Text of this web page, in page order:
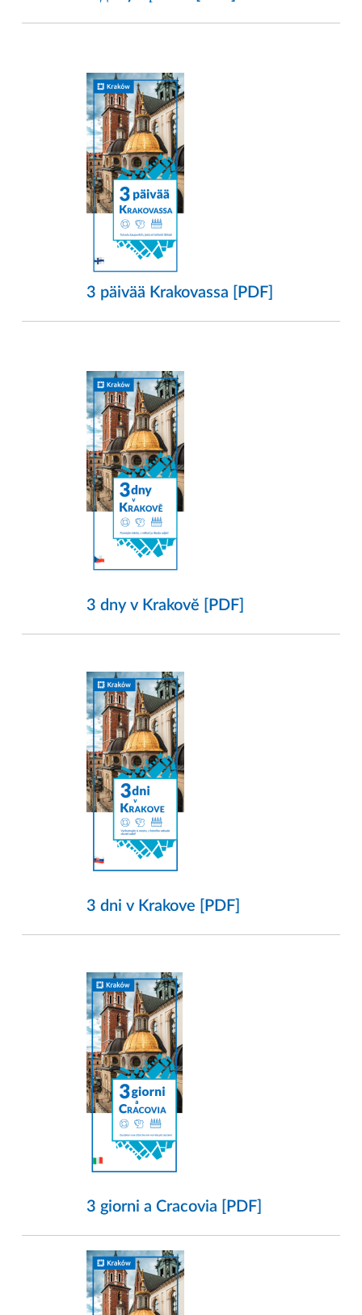
3 päivää Krakovassa [PDF]
3 dny v Krakovĕ [PDF]
3 dni v Krakove [PDF]
3 giorni a Cracovia [PDF]